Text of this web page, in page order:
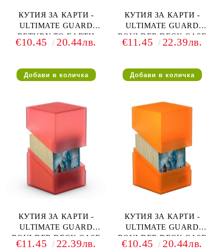
КУТИЯ ЗА КАРТИ -
ULTIMATE GUARD
RETURN TO EARTH
BOULDER DECK CASE
ЧЕРВЕНА
€10.45 20.44лв.
КУТИЯ ЗА КАРТИ -
ULTIMATE GUARD
BOULDER DECK CASE
(за LCG, TCG и др) 100+ -
€11.45 22.39лв.
КУТИЯ ЗА КАРТИ -
ULTIMATE GUARD
BOULDER DECK CASE
(за LCG, TCG и др) 100+ -
€11.45 22.39лв.
КУТИЯ ЗА КАРТИ -
ULTIMATE GUARD
BOULDER DECK CASE
(за LCG, TCG и др) 100+ -
€10.45 20.44лв.